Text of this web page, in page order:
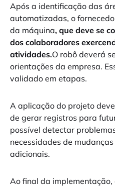
Após a identificação das
automatizadas, o
da máquina, que deve se
dos colaboradores
atividades.O robô deverá
orientações da empresa.
validado em etapas.
A aplicação do projeto
de gerar registros para
possível detectar
necessidades de
adicionais.
Ao final da